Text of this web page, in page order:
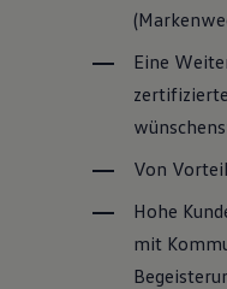
Eine
Von
Hohe
mit